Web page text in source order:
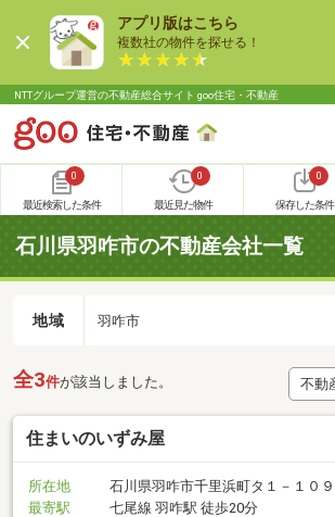
アプリ版はこちら
複数社の物件を探せる！
NTTグループ運営の不動産総合サイト goo住宅・不動産
0
最近検索した条件
0
最近見た物件
0
保存した条件
石川県羽咋市の不動産会社一覧
地域 羽咋市
全3件が該当しました。
住まいのいずみ屋
所在地
石川県羽咋市千里浜町タ１－１０９
最寄駅
七尾線 羽咋駅 徒歩20分